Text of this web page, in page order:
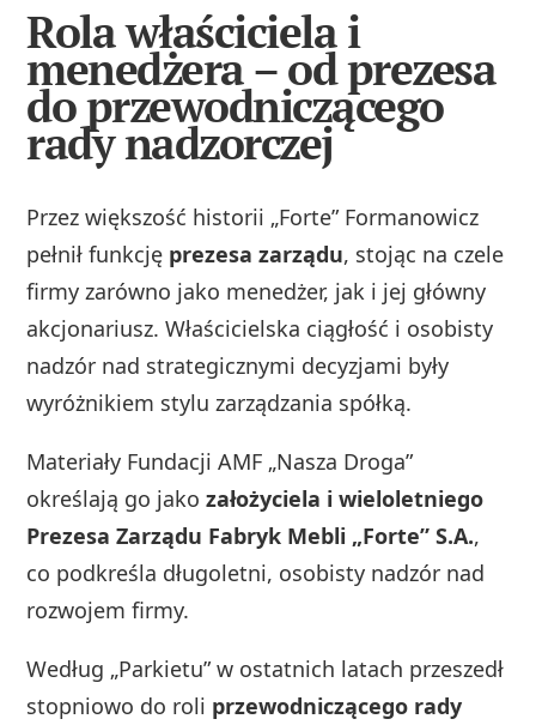
Rola właściciela i
menedżera – od prezesa
do przewodniczącego
rady nadzorczej
Przez większość historii „Forte” Formanowicz
pełnił funkcję prezesa zarządu, stojąc na czele
firmy zarówno jako menedżer, jak i jej główny
akcjonariusz. Właścicielska ciągłość i osobisty
nadzór nad strategicznymi decyzjami były
wyróżnikiem stylu zarządzania spółką.
Materiały Fundacji AMF „Nasza Droga”
określają go jakozałożyciela i wieloletniego
Prezesa Zarządu Fabryk Mebli „Forte” S.A.,
co podkreśla długoletni, osobisty nadzór nad
rozwojem firmy.
Według „Parkietu” w ostatnich latach przeszedł
stopniowo do roli przewodniczącego rady